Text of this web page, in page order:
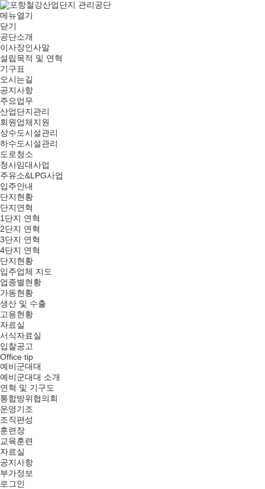
메뉴열기
닫기
공단소개
이사장인사말
설립목적 및 연혁
기구표
오시는길
공지사항
주요업무
산업단지관리
회원업체지원
상수도시설관리
하수도시설관리
도로청소
청사임대사업
주유소&LPG사업
입주안내
단지현황
단지연혁
1단지 연혁
2단지 연혁
3단지 연혁
4단지 연혁
단지현황
입주업체 지도
업종별현황
가동현황
생산 및 수출
고용현황
자료실
서식자료실
입찰공고
Office tip
예비군대대
예비군대대 소개
연혁 및 기구도
통합방위협의회
운영기조
조직편성
훈련장
교육훈련
자료실
공지사항
부가정보
로그인